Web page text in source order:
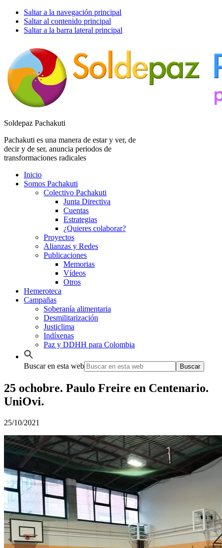
Saltar a la navegación principal
Saltar al contenido principal
Saltar a la barra lateral principal
Soldepaz Pachakuti
Pachakuti es una manera de estar y ver, de
decir y de ser, anuncia periodos de
transformaciones radicales
Inicio
Somos Pachakuti
Colectivo Pachakuti
Junta Directiva
Cuentas
Estrategias
¿Quieres colaborar?
Proyectos
Alianzas y Redes
Publicaciones
Memorias
Vídeos
Otros
Hemeroteca
Campañas
Soberanía alimentaria
Desmilitarización
Justiclima
Indíxenas
Paz y DDHH para Colombia
Buscar en esta web
25 ochobre. Paulo Freire en Centenario.
UniOvi.
25/10/2021